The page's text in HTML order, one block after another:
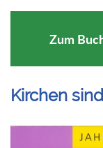
Zum
Kirchen